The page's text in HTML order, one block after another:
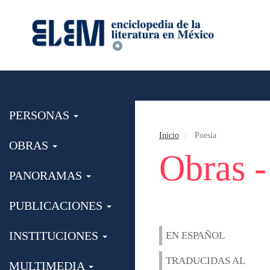
PERSONAS
OBRAS
PANORAMAS
PUBLICACIONES
INSTITUCIONES
MULTIMEDIA
Inicio Poesía
Obras
EN ESPAÑOL
TRADUCIDAS AL